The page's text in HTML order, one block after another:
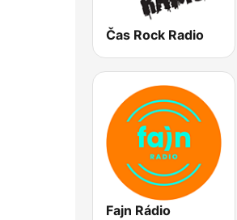
Čas Rock Radio
Fajn Rádio